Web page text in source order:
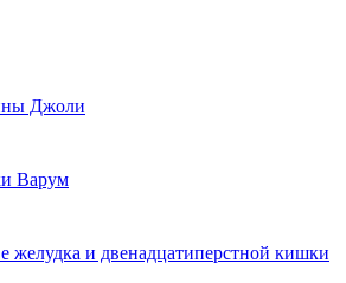
Джоли
Варум
желудка и двенадцатиперстной кишки